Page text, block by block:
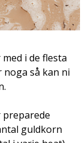
i de flesta
så kan ni
guldkorn